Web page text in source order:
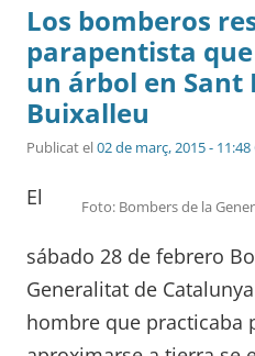
Los bomberos
parapentista
un árbol en Sant
Buixalleu
Publicat el02 de març, 2015 - 11:48
Foto: Bombers de la
El
sábado 28 de febrero
Generalitat de
hombre que practicaba